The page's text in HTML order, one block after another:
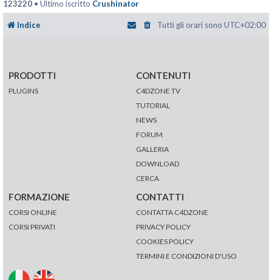
123220 • Ultimo iscritto Crushinator
Indice Tutti gli orari sono UTC+02:00
PRODOTTI
PLUGINS
CONTENUTI
C4DZONE TV
TUTORIAL
NEWS
FORUM
GALLERIA
DOWNLOAD
CERCA
FORMAZIONE
CORSI ONLINE
CORSI PRIVATI
CONTATTI
CONTATTA C4DZONE
PRIVACY POLICY
COOKIES POLICY
TERMINI E CONDIZIONI D'USO